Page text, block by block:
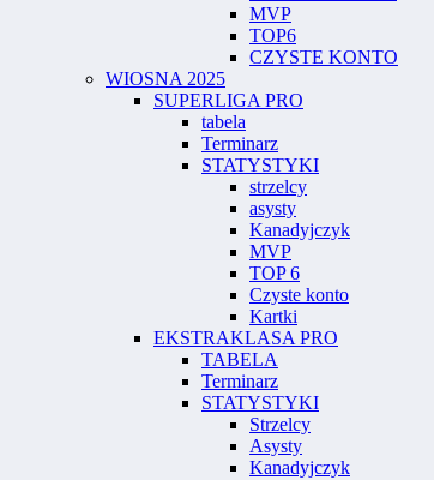
MVP
TOP6
CZYSTE KONTO
WIOSNA 2025
SUPERLIGA PRO
tabela
Terminarz
STATYSTYKI
strzelcy
asysty
Kanadyjczyk
MVP
TOP 6
Czyste konto
Kartki
EKSTRAKLASA PRO
TABELA
Terminarz
STATYSTYKI
Strzelcy
Asysty
Kanadyjczyk